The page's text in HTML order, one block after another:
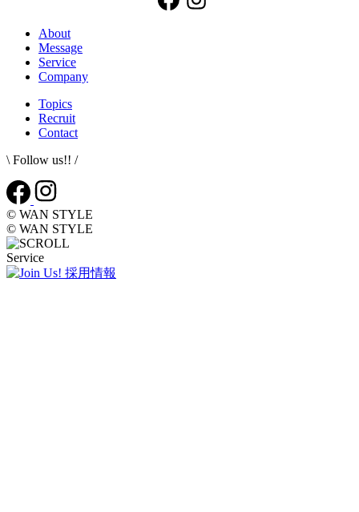
About
Message
Service
Company
Topics
Recruit
Contact
\ Follow us!! /
© WAN STYLE
© WAN STYLE
Service